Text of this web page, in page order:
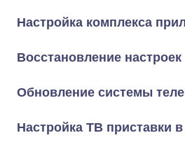
Настройка комплекса
Восстановление
Обновление системы
Настройка ТВ приставки